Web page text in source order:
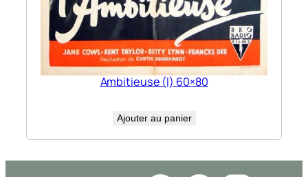
Ambitieuse (l) 60×80
Ajouter au panier